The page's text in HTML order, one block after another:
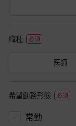
職種
医師
希望勤務形態
常勤